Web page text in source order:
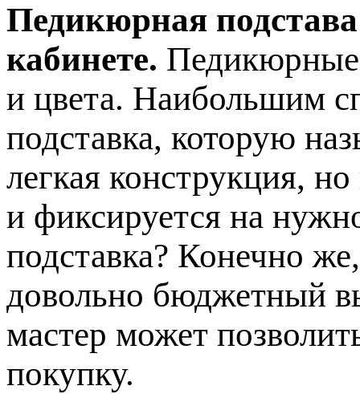
Педикюрная подстава
кабинете. Педикюрные
и цвета. Наибольшим
подставка, которую
легкая конструкция,
и фиксируется на
подставка? Конечно
довольно бюджетный
мастер может
покупку.